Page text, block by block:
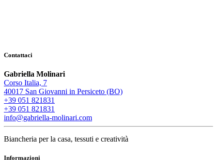
Contattaci
Gabriella Molinari
Corso Italia, 7
40017 San Giovanni in Persiceto (BO)
+39 051 821831
+39 051 821831
info@gabriella-molinari.com
Biancheria per la casa, tessuti e creatività
Informazioni